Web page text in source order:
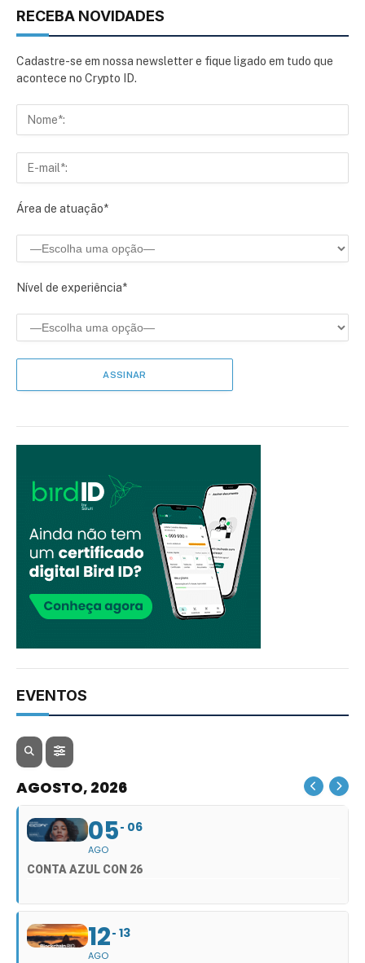
RECEBA NOVIDADES
Cadastre-se em nossa newsletter e fique ligado em tudo que
acontece no Crypto ID.
Área de atuação*
Nível de experiência*
EVENTOS
AGOSTO, 2026
05
AGO
06
CONTA AZUL CON 26
12
AGO
13